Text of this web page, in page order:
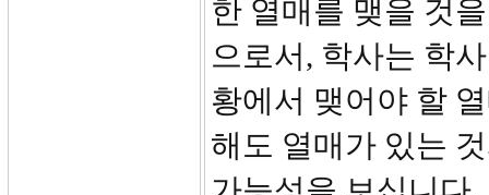
한 열매를 맺을 것
으로서, 학사는 학
황에서 맺어야 할
해도 열매가 있는